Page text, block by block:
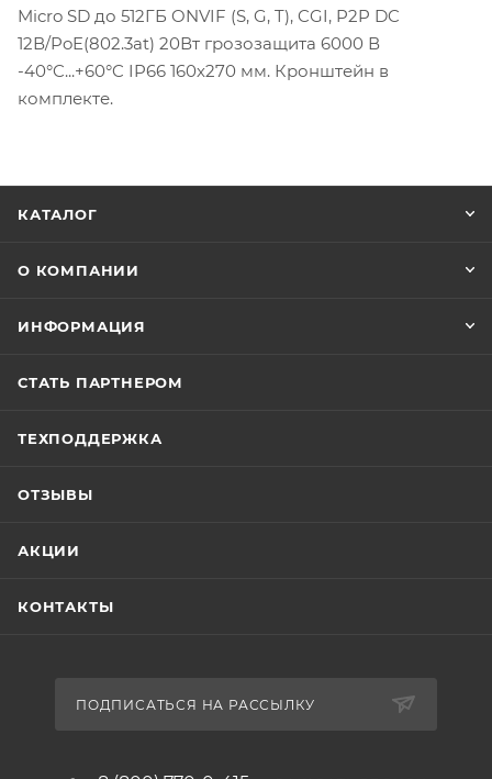
Micro SD до 512ГБ ONVIF (S, G, T), CGI, P2P DC
12В/PoE(802.3at) 20Вт грозозащита 6000 В
-40°C...+60°C IP66 160х270 мм. Кронштейн в
комплекте.
КАТАЛОГ
О КОМПАНИИ
ИНФОРМАЦИЯ
СТАТЬ ПАРТНЕРОМ
ТЕХПОДДЕРЖКА
ОТЗЫВЫ
АКЦИИ
КОНТАКТЫ
ПОДПИСАТЬСЯ НА РАССЫЛКУ